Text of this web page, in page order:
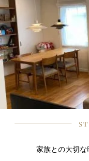
家族との大切な